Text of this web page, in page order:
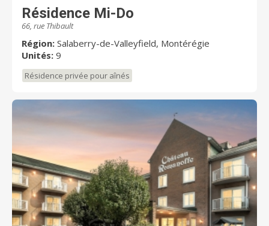
Résidence Mi-Do
66, rue Thibault
Région: Salaberry-de-Valleyfield, Montérégie
Unités: 9
Résidence privée pour aînés